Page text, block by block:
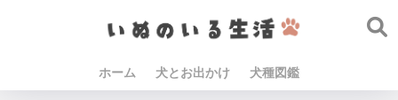
ホーム 犬とお出かけ 犬種図鑑